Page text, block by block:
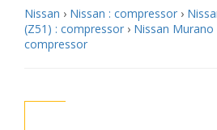
Nissan › Nissan : compressor ›
(Z51) : compressor › Nissan Murano
compressor